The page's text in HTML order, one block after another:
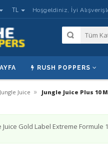
TL Hoşgeldiniz, İyi
RUSH POPPERS
Jungle Juice » Jungle Juice Plus 10
Juice Gold Label Extreme Formule